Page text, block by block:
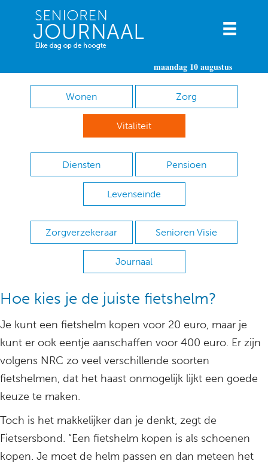
maandag 10 augustus
Wonen Zorg
Vitaliteit
Diensten Pensioen
Levenseinde
Zorgverzekeraar Senioren Visie
Journaal
Hoe kies je de juiste fietshelm?
Je kunt een fietshelm kopen voor 20 euro, maar je
kunt er ook eentje aanschaffen voor 400 euro. Er zijn
volgens NRC zo veel verschillende soorten
fietshelmen, dat het haast onmogelijk lijkt een goede
keuze te maken.
Toch is het makkelijker dan je denkt, zegt de
Fietsersbond. “Een fietshelm kopen is als schoenen
kopen. Je moet de helm passen en dan meteen het